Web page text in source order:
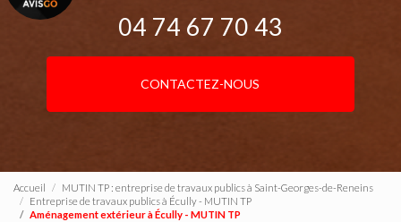
04 74 67 70 43
CONTACTEZ-NOUS
Accueil
MUTIN TP : entreprise de travaux publics à Saint-Georges-de-Reneins
Entreprise de travaux publics à Écully - MUTIN TP
Aménagement extérieur à Écully - MUTIN TP